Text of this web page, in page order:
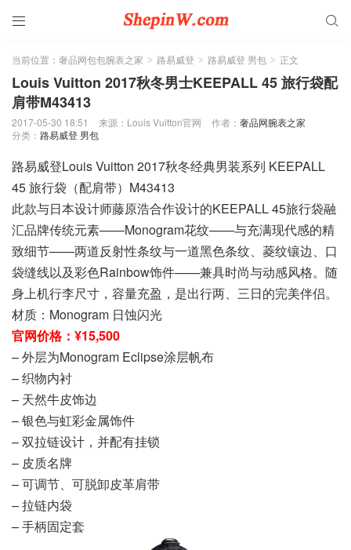
 
当前位置： 奢品网包包腕表之家 > 路易威登 > 路易威登 男包 > 正文
Louis Vuitton 2017秋冬男士KEEPALL 45 旅行袋配
肩带M43413
2017-05-30 18:51 来源：Louis Vuitton官网 作者： 奢品网腕表之家
分类： 路易威登 男包
路易威登Louis Vuitton 2017秋冬经典男装系列 KEEPALL
45 旅行袋（配肩带）M43413
此款与日本设计师藤原浩合作设计的KEEPALL 45旅行袋融
汇品牌传统元素——Monogram花纹——与充满现代感的精
致细节——两道反射性条纹与一道黑色条纹、菱纹镶边、口
袋缝线以及彩色Rainbow饰件——兼具时尚与动感风格。随
身上机行李尺寸，容量充盈，是出行两、三日的完美伴侣。
材质：Monogram 日蚀闪光
官网价格：¥15,500
– 外层为Monogram Eclipse涂层帆布
– 织物内衬
– 天然牛皮饰边
– 银色与虹彩金属饰件
– 双拉链设计，并配有挂锁
– 皮质名牌
– 可调节、可脱卸皮革肩带
– 拉链内袋
– 手柄固定套